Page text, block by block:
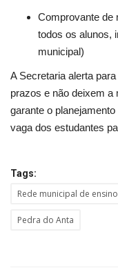
Meio Ambiente
Justiça
Obituário
Minas Gerais
Comprovante de
todos os alunos,
municipal)
A Secretaria alerta
prazos e não deixem a
garante o
vaga dos estudantes
Tags:
Rede municipal de ensino
Pedra do Anta